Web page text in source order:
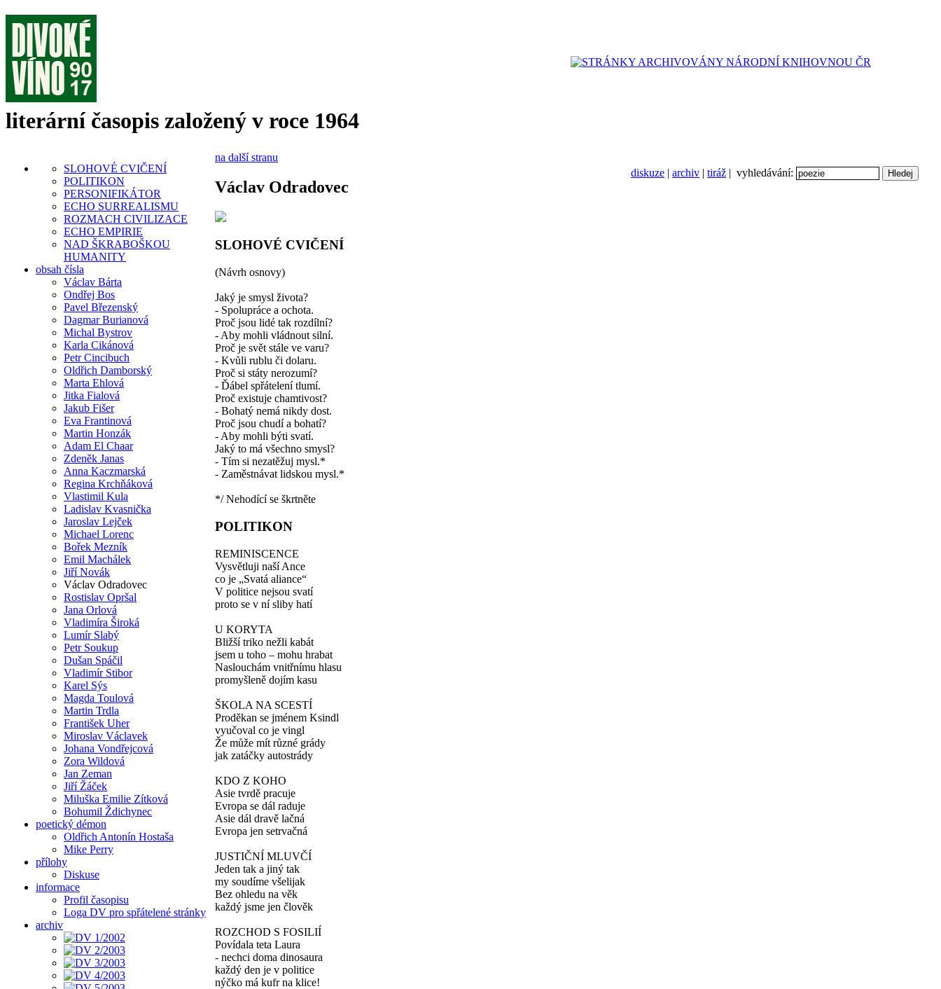
literární časopis založený v roce 1964
diskuze | archiv | tiráž | vyhledávání:
SLOHOVÉ CVIČENÍ
POLITIKON
PERSONIFIKÁTOR
ECHO SURREALISMU
ROZMACH CIVILIZACE
ECHO EMPIRIE
NAD ŠKRABOŠKOU
HUMANITY
obsah čísla
Václav Bárta
Ondřej Bos
Pavel Březenský
Dagmar Burianová
Michal Bystrov
Karla Cikánová
Petr Cincibuch
Oldřich Damborský
Marta Ehlová
Jitka Fialová
Jakub Fišer
Eva Frantinová
Martin Honzák
Adam El Chaar
Zdeněk Janas
Anna Kaczmarská
Regina Krchňáková
Vlastimil Kula
Ladislav Kvasnička
Jaroslav Lejček
Michael Lorenc
Bořek Mezník
Emil Machálek
Jiří Novák
Václav Odradovec
Rostislav Opršal
Jana Orlová
Vladimíra Široká
Lumír Slabý
Petr Soukup
Dušan Spáčil
Vladimír Stibor
Karel Sýs
Magda Toulová
Martin Trdla
František Uher
Miroslav Václavek
Johana Vondřejcová
Zora Wildová
Jan Zeman
Jiří Žáček
Miluška Emilie Zítková
Bohumil Ždichynec
poetický démon
Oldřich Antonín Hostaša
Mike Perry
přílohy
Diskuse
informace
Profil časopisu
Loga DV pro spřátelené stránky
archiv
na další stranu
Václav Odradovec
SLOHOVÉ CVIČENÍ
(Návrh osnovy)
Jaký je smysl života?
- Spolupráce a ochota.
Proč jsou lidé tak rozdílní?
- Aby mohli vládnout silní.
Proč je svět stále ve varu?
- Kvůli rublu či dolaru.
Proč si státy nerozumí?
- Ďábel spřátelení tlumí.
Proč existuje chamtivost?
- Bohatý nemá nikdy dost.
Proč jsou chudí a bohatí?
- Aby mohli býti svatí.
Jaký to má všechno smysl?
- Tím si nezatěžuj mysl.*
- Zaměstnávat lidskou mysl.*
*/ Nehodící se škrtněte
POLITIKON
REMINISCENCE
Vysvětluji naší Ance
co je „Svatá aliance“
V politice nejsou svatí
proto se v ní sliby hatí
U KORYTA
Bližší triko nežli kabát
jsem u toho – mohu hrabat
Naslouchám vnitřnímu hlasu
promyšleně dojím kasu
ŠKOLA NA SCESTÍ
Proděkan se jménem Ksindl
vyučoval co je vingl
Že může mít různé grády
jak zatáčky autostrády
KDO Z KOHO
Asie tvrdě pracuje
Evropa se dál raduje
Asie dál dravě lačná
Evropa jen setrvačná
JUSTIČNÍ MLUVČÍ
Jeden tak a jiný tak
my soudíme všelijak
Bez ohledu na věk
každý jsme jen člověk
ROZCHOD S FOSILIÍ
Povídala teta Laura
- nechci doma dinosaura
každý den je v politice
nýčko má kufr na klice!